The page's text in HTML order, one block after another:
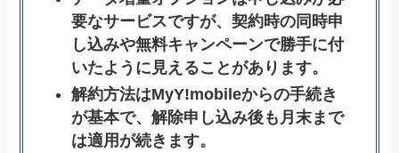
要なサービスですが、契約時の同時申
し込みや無料キャンペーンで勝手に付
いたように見えることがあります。
解約方法はMyY!mobileからの手続き
が基本で、解除申し込み後も月末まで
は適用が続きます。